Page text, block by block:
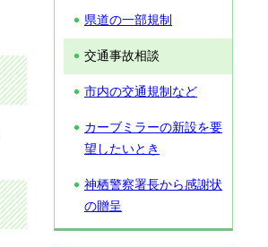
県道の一部規制
交通事故相談
市内の交通規制など
カーブミラーの新設を要
望したいとき
神栖警察署長から感謝状
の贈呈